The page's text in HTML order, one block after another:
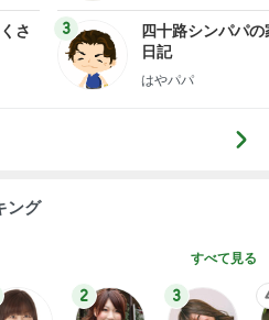
さ
3
四十路シンパパの
日記
はやパパ
ング
すべて見る
2 3